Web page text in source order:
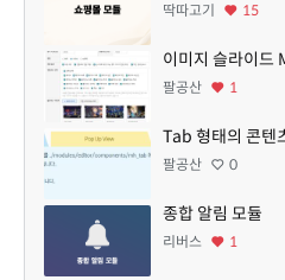
딱따고기 15
이미지 슬라이드
팔공산 1
Tab 형태의 콘텐
팔공산 0
종합 알림 모듈
리버스 1